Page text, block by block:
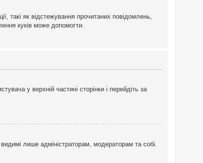
такі як відстежування прочитаних повідомлень,
куків може допомогти.
у верхній частині сторінки і перейдіть за
лише адміністраторам, модераторам та собі.